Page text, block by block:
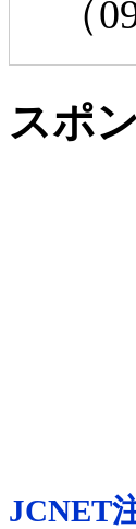
（
スポ
JCNET